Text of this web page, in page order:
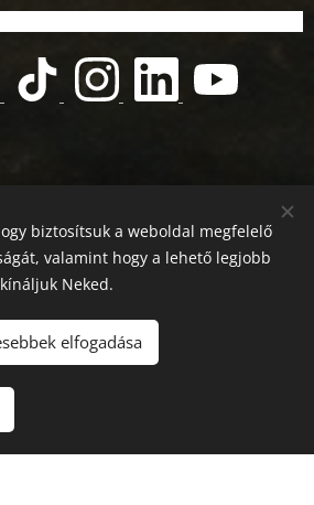
0100/60270/2025/2300092318647
1-43
Webnode
biztosítsuk a weboldal megfelelő
valamint hogy a lehető legjobb
Neked.
elfogadása